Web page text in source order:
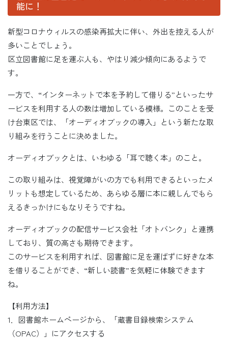
能に！
新型コロナウィルスの感染再拡大に伴い、外出を控える人が
多いことでしょう。
区立図書館に足を運ぶ人も、やはり減少傾向にあるようで
す。
一方で、“インターネットで本を予約して借りる”といったサ
ービスを利用する人の数は増加している模様。このことを受
け台東区では、「オーディオブックの導入」という新たな取
り組みを行うことに決めました。
オーディオブックとは、いわゆる「耳で聴く本」のこと。
この取り組みは、視覚障がいの方でも利用できるといったメ
リットも想定しているため、あらゆる層に本に親しんでもら
えるきっかけにもなりそうですね。
オーディオブックの配信サービス会社「オトバンク」と連携
しており、質の高さも期待できます。
このサービスを利用すれば、図書館に足を運ばずに好きな本
を借りることができ、“新しい読書”を気軽に体験できます
ね。
【利用方法】
1．図書館ホームページから、「蔵書目録検索システム
（OPAC）」にアクセスする